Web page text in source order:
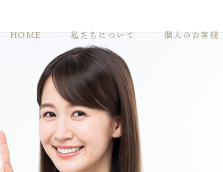
HOME 私たちについて 個人のお客様